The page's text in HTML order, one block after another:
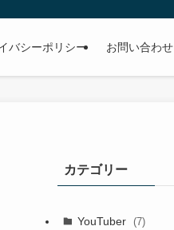
バシーポリシー お問い合わせ
カテゴリー
YouTuber (7)